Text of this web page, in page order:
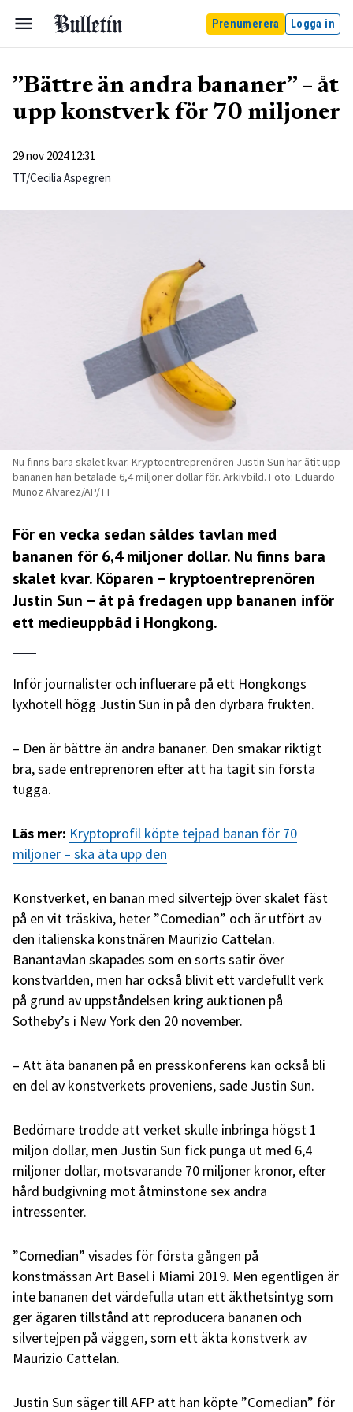
Prenumerera Logga in
”Bättre än andra bananer” – åt
upp konstverk för 70 miljoner
29 nov 2024 12:31
TT/Cecilia Aspegren
Nu finns bara skalet kvar. Kryptoentreprenören Justin Sun har ätit upp
bananen han betalade 6,4 miljoner dollar för. Arkivbild. Foto: Eduardo
Munoz Alvarez/AP/TT
För en vecka sedan såldes tavlan med
bananen för 6,4 miljoner dollar. Nu finns bara
skalet kvar. Köparen – kryptoentreprenören
Justin Sun – åt på fredagen upp bananen inför
ett medieuppbåd i Hongkong.
Inför journalister och influerare på ett Hongkongs
lyxhotell högg Justin Sun in på den dyrbara frukten.
– Den är bättre än andra bananer. Den smakar riktigt
bra, sade entreprenören efter att ha tagit sin första
tugga.
Läs mer: Kryptoprofil köpte tejpad banan för 70
miljoner – ska äta upp den
Konstverket, en banan med silvertejp över skalet fäst
på en vit träskiva, heter ”Comedian” och är utfört av
den italienska konstnären Maurizio Cattelan.
Banantavlan skapades som en sorts satir över
konstvärlden, men har också blivit ett värdefullt verk
på grund av uppståndelsen kring auktionen på
Sotheby’s i New York den 20 november.
– Att äta bananen på en presskonferens kan också bli
en del av konstverkets proveniens, sade Justin Sun.
Bedömare trodde att verket skulle inbringa högst 1
miljon dollar, men Justin Sun fick punga ut med 6,4
miljoner dollar, motsvarande 70 miljoner kronor, efter
hård budgivning mot åtminstone sex andra
intressenter.
”Comedian” visades för första gången på
konstmässan Art Basel i Miami 2019. Men egentligen är
inte bananen det värdefulla utan ett äkthetsintyg som
ger ägaren tillstånd att reproducera bananen och
silvertejpen på väggen, som ett äkta konstverk av
Maurizio Cattelan.
Justin Sun säger till AFP att han köpte ”Comedian” för